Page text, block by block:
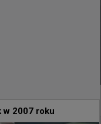
w 2007 roku